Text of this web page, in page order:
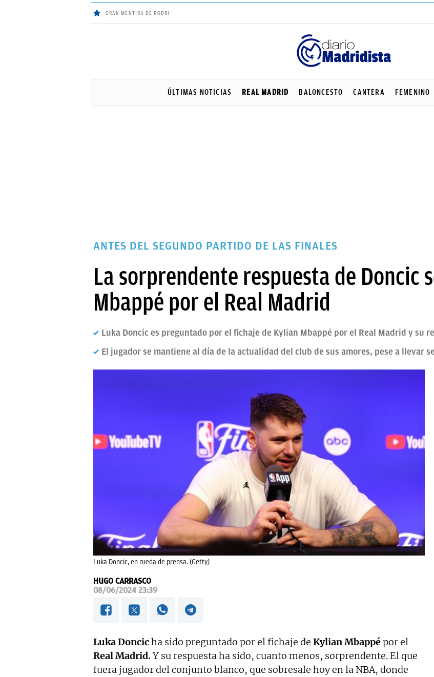
GRAN MENTIRA DE RODRI
ÚLTIMAS NOTICIAS REAL MADRID BALONCESTO CANTERA FEMENINO
ANTES DEL SEGUNDO PARTIDO DE LAS FINALES
La sorprendente respuesta de Doncic
Mbappé por el Real Madrid
Luka Doncic es preguntado por el fichaje de Kylian Mbappé por el Real Madrid y su
El jugador se mantiene al día de la actualidad del club de sus amores, pese a llevar
Luka Doncic, en rueda de prensa. (Getty)
HUGO CARRASCO
08/06/2024 23:39
Luka Doncicha sido preguntado por el fichaje de Kylian Mbappépor el
Real Madrid.Y su respuesta ha sido, cuanto menos, sorprendente. El que
fuera jugador del conjunto blanco, que sobresale hoy en la NBA, donde